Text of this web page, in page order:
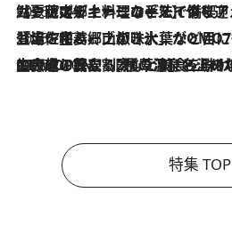
2026.7.24
【夏限定ディナーコース】旬を迎える稚鮎や花ズッキーニなどをイタリア・トスカーナの郷土料理の手法で満喫！
2026.7.17
「土佐和ハーブかき氷」がOMO7高知に登場！生姜、山椒、大葉など目にも舌にも涼を呼ぶ郷土の味
2026.7.10
NEW OPEN！【界 草津】名湯の地に誕生。趣の異なる2種の温泉と上州ならではの会席・蕎麦割烹など美食を味わう究極の癒やし旅
特集 TOP